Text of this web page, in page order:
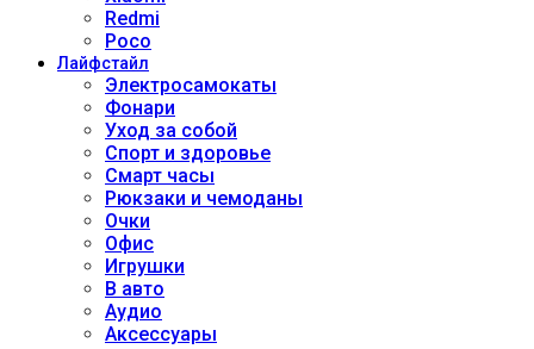
Redmi
Poco
Лайфстайл
Электросамокаты
Фонари
Уход за собой
Спорт и здоровье
Смарт часы
Рюкзаки и чемоданы
Очки
Офис
Игрушки
В авто
Аудио
Аксессуары